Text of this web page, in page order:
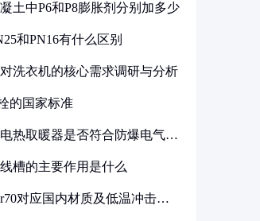
土中P6和P8膨胀剂分别加多少
和PN16有什么区别
洗衣机的核心需求调研与分析
的国家标准
热取暖器是否符合防爆电气设
槽的主要作用是什么
对应国内材质及低温冲击要